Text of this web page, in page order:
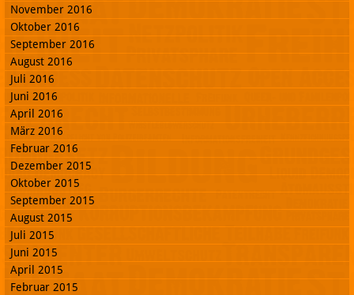
November 2016
Oktober 2016
September 2016
August 2016
Juli 2016
Juni 2016
April 2016
März 2016
Februar 2016
Dezember 2015
Oktober 2015
September 2015
August 2015
Juli 2015
Juni 2015
April 2015
Februar 2015